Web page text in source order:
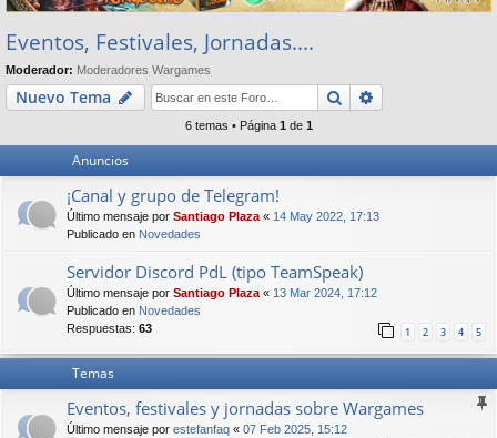
rá
pi
do
s
ar rsc
Eventos, Festivales, Jornadas....
Moderador: Moderadores Wargames
Nuevo Tema Buscar
6 temas • Página 1 de 1
Anuncios
¡Canal y grupo de Telegram!
Último mensaje por Santiago Plaza « 14 May 2022, 17:13
Publicado en Novedades
Servidor Discord PdL (tipo TeamSpeak)
Último mensaje por Santiago Plaza « 13 Mar 2024, 17:12
Publicado en Novedades
Respuestas: 63 1 2 3 4 5
Temas
Eventos, festivales y jornadas sobre Wargames
Último mensaje por estefanfaq « 07 Feb 2025, 15:12